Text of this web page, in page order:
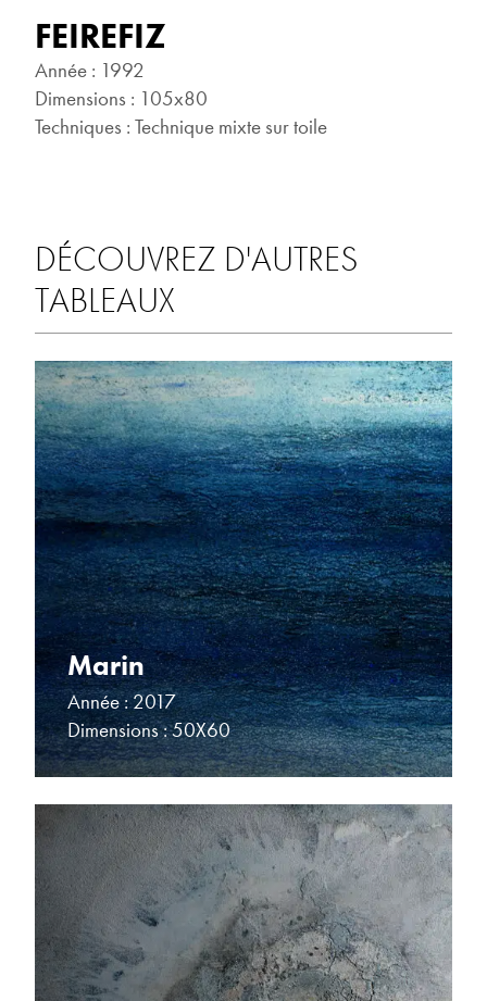
FEIREFIZ
Année : 1992
Dimensions : 105x80
Techniques : Technique mixte sur toile
DÉCOUVREZ D'AUTRES
TABLEAUX
Marin
Année : 2017
Dimensions : 50X60